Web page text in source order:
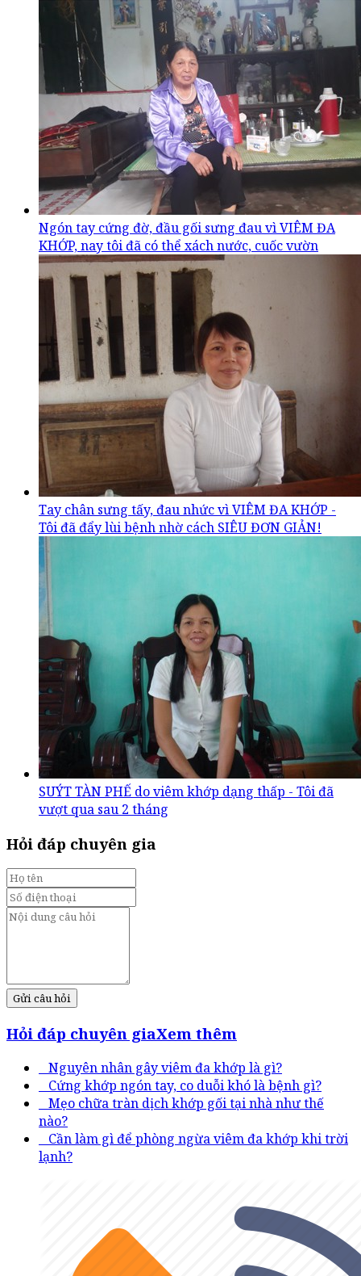
Ngón tay cứng đờ, đầu gối sưng đau vì VIÊM ĐA
KHỚP, nay tôi đã có thể xách nước, cuốc vườn
Tay chân sưng tấy, đau nhức vì VIÊM ĐA KHỚP -
Tôi đã đẩy lùi bệnh nhờ cách SIÊU ĐƠN GIẢN!
SUÝT TÀN PHẾ do viêm khớp dạng thấp - Tôi đã
vượt qua sau 2 tháng
Hỏi đáp chuyên gia
Gửi câu hỏi
Hỏi đáp chuyên giaXem thêm
Nguyên nhân gây viêm đa khớp là gì?
Cứng khớp ngón tay, co duỗi khó là bệnh gì?
Mẹo chữa tràn dịch khớp gối tại nhà như thế
nào?
Cần làm gì để phòng ngừa viêm đa khớp khi trời
lạnh?